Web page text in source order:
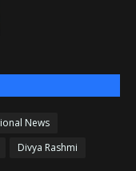
News
Divya Rashmi